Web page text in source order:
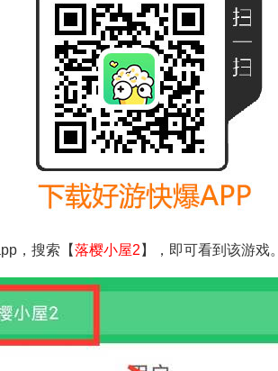
手机游戏资讯 新游频道
，搜索【落樱小屋2 】，即可看到该游戏。